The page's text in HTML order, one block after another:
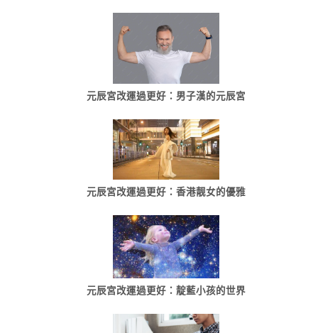
元辰宮改運過更好：男子漢的元辰宮
元辰宮改運過更好：香港靓女的優雅
元辰宮改運過更好：靛藍小孩的世界